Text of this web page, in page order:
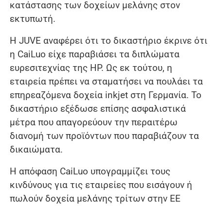
κατάστασης των δοχείων μελάνης στον
εκτυπωτή.
Η JUVE αναφέρει ότι το δικαστήριο έκρινε ότι
η CaiLuo είχε παραβιάσει τα διπλώματα
ευρεσιτεχνίας της HP. Ως εκ τούτου, η
εταιρεία πρέπει να σταματήσει να πουλάει τα
επηρεαζόμενα δοχεία inkjet στη Γερμανία. Το
δικαστήριο εξέδωσε επίσης ασφαλιστικά
μέτρα που απαγορεύουν την περαιτέρω
διανομή των προϊόντων που παραβιάζουν τα
δικαιώματα.
Η απόφαση CaiLuo υπογραμμίζει τους
κινδύνους για τις εταιρείες που εισάγουν ή
πωλούν δοχεία μελάνης τρίτων στην ΕΕ